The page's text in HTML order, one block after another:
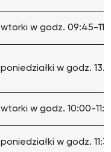
wtorki w godz. 09:45-
poniedziałki w godz.
wtorki w godz. 10:00-
poniedziałki w godz.